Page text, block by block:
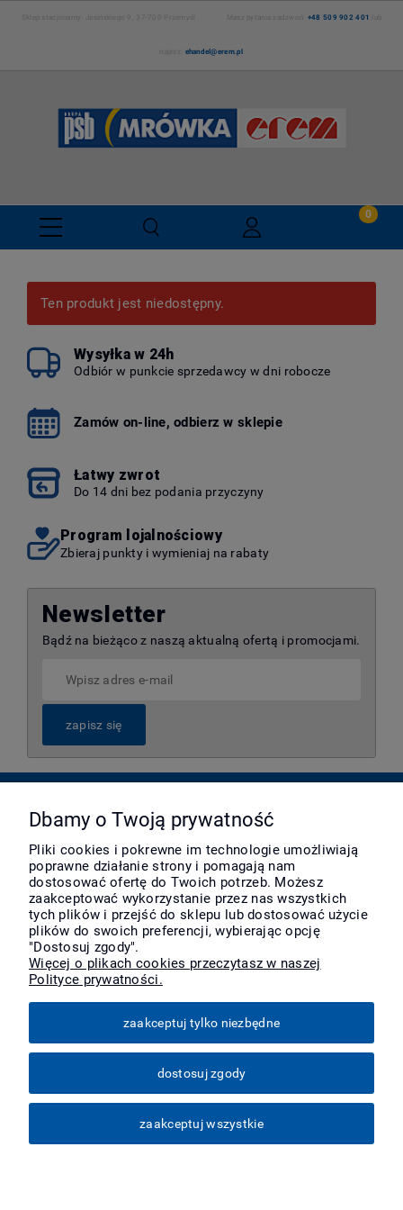
Sklep stacjonarny: Jasińskiego 9, 37-700 Przemyśl Masz pytania zadzwoń: +48 509 902 401
ehandel@erem.pl
Ten produkt jest niedostępny.
Wysyłka w 24h
Odbiór w punkcie sprzedawcy w dni robocze
Zamów on-line, odbierz w sklepie
Łatwy zwrot
Do 14 dni bez podania przyczyny
Program lojalnościowy
Zbieraj punkty i wymieniaj na rabaty
Newsletter
Bądź na bieżąco z naszą aktualną ofertą i promocjami.
zapisz się
Pomoc
Moje konto
Płatności i dostawa
O nas
Więcej
Dbamy o Twoją prywatność
Pliki cookies i pokrewne im technologie umożliwiają
poprawne działanie strony i pomagają nam
dostosować ofertę do Twoich potrzeb. Możesz
zaakceptować wykorzystanie przez nas wszystkich
tych plików i przejść do sklepu lub dostosować użycie
plików do swoich preferencji, wybierając opcję
"Dostosuj zgody".
Więcej o plikach cookies przeczytasz w naszej
Polityce prywatności.
zaakceptuj tylko niezbędne
dostosuj zgody
zaakceptuj wszystkie